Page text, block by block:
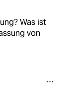
Was ist
von